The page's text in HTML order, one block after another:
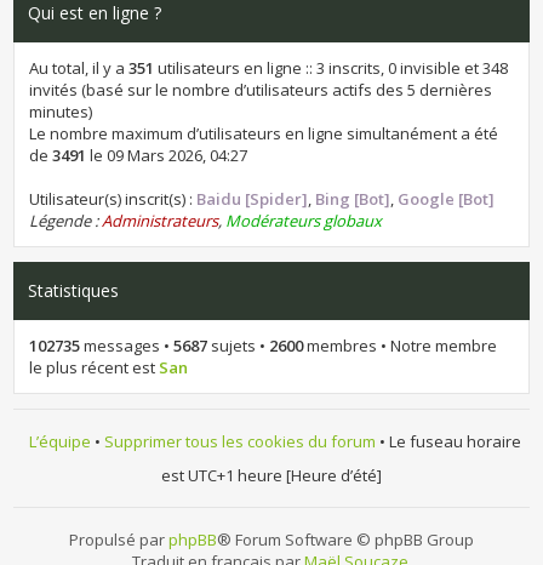
Qui est en ligne ?
Au total, il y a351 utilisateurs en ligne :: 3 inscrits, 0 invisible et 348
invités (basé sur le nombre d’utilisateurs actifs des 5 dernières
minutes)
Le nombre maximum d’utilisateurs en ligne simultanément a été
de3491 le 09 Mars 2026, 04:27
Utilisateur(s) inscrit(s) : Baidu [Spider], Bing [Bot], Google [Bot]
Légende :Administrateurs, Modérateurs globaux
Statistiques
102735messages •5687 sujets • 2600membres • Notre membre
le plus récent est San
L’équipe • Supprimer tous les cookies du forum • Le fuseau horaire
est UTC+1 heure [Heure d’été]
Propulsé parphpBB® Forum Software © phpBB Group